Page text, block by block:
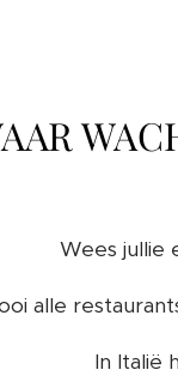
Wees jullie
alle
In Italië